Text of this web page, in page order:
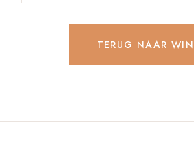
TERUG NAAR